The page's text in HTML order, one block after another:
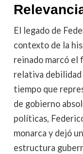
El legado de
contexto de la
reinado marcó el
relativa debilidad
tiempo que
de gobierno
políticas,
monarca y dejó
estructura